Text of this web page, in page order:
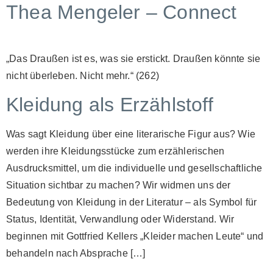
Thea Mengeler – Connect
„Das Draußen ist es, was sie erstickt. Draußen könnte sie
nicht überleben. Nicht mehr.“ (262)
Kleidung als Erzählstoff
Was sagt Kleidung über eine literarische Figur aus? Wie
werden ihre Kleidungsstücke zum erzählerischen
Ausdrucksmittel, um die individuelle und gesellschaftliche
Situation sichtbar zu machen? Wir widmen uns der
Bedeutung von Kleidung in der Literatur – als Symbol für
Status, Identität, Verwandlung oder Widerstand. Wir
beginnen mit Gottfried Kellers „Kleider machen Leute“ und
behandeln nach Absprache […]